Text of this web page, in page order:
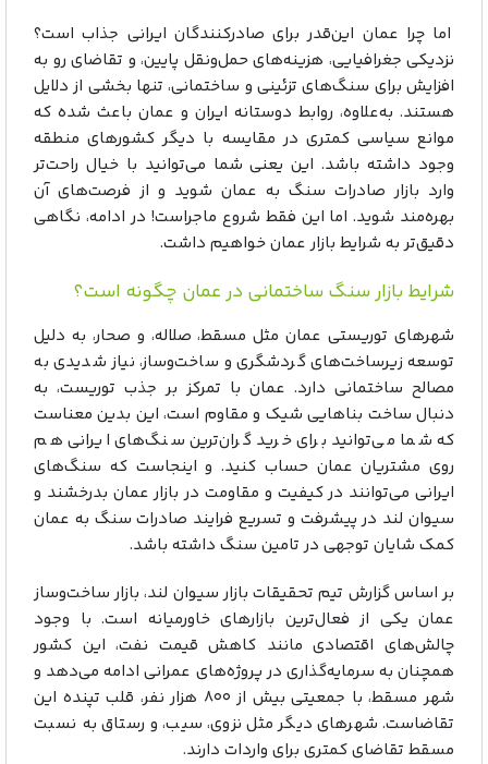
اما چرا عمان این‌قدر برای صادرکنندگان ایرانی جذاب است؟
نزدیکی جغرافیایی، هزینه‌های حمل‌ونقل پایین، و تقاضای رو به
افزایش برای سنگ‌های تزئینی و ساختمانی، تنها بخشی از دلایل
هستند. به‌علاوه، روابط دوستانه ایران و عمان باعث شده که
موانع سیاسی کمتری در مقایسه با دیگر کشورهای منطقه
وجود داشته باشد. این یعنی شما می‌توانید با خیال راحت‌تر
وارد بازار صادرات سنگ به عمان شوید و از فرصت‌های آن
بهره‌مند شوید. اما این فقط شروع ماجراست! در ادامه، نگاهی
دقیق‌تر به شرایط بازار عمان خواهیم داشت.
شرایط بازار سنگ ساختمانی در عمان چگونه است؟
شهرهای توریستی عمان مثل مسقط، صلاله، و صحار، به دلیل
توسعه زیرساخت‌های گردشگری و ساخت‌وساز، نیاز شدیدی به
مصالح ساختمانی دارد. عمان با تمرکز بر جذب توریست، به
دنبال ساخت بناهایی شیک و مقاوم است، این بدین معناست
که شما می‌توانید برای خرید گران‌ترین سنگ‌های ایرانی هم
روی مشتریان عمان حساب کنید. و اینجاست که سنگ‌های
ایرانی می‌توانند در کیفیت و مقاومت در بازار عمان بدرخشند و
سیوان لند در پیشرفت و تسریع فرایند صادرات سنگ به عمان
کمک شایان توجهی در تامین سنگ داشته باشد.
بر اساس گزارش تیم تحقیقات بازار سیوان لند، بازار ساخت‌وساز
عمان یکی از فعال‌ترین بازارهای خاورمیانه است. با وجود
چالش‌های اقتصادی مانند کاهش قیمت نفت، این کشور
همچنان به سرمایه‌گذاری در پروژه‌های عمرانی ادامه می‌دهد و
شهر مسقط، با جمعیتی بیش از ۸۰۰ هزار نفر، قلب تپنده این
تقاضاست. شهرهای دیگر مثل نزوی، سیب، و رستاق به نسبت
مسقط تقاضای کمتری برای واردات دارند.